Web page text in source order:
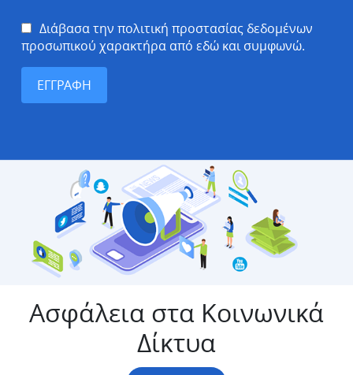
Διάβασα την πολιτική προστασίας δεδομένων
προσωπικού χαρακτήρα από εδώ και συμφωνώ.
Ασφάλεια στα Κοινωνικά
Δίκτυα